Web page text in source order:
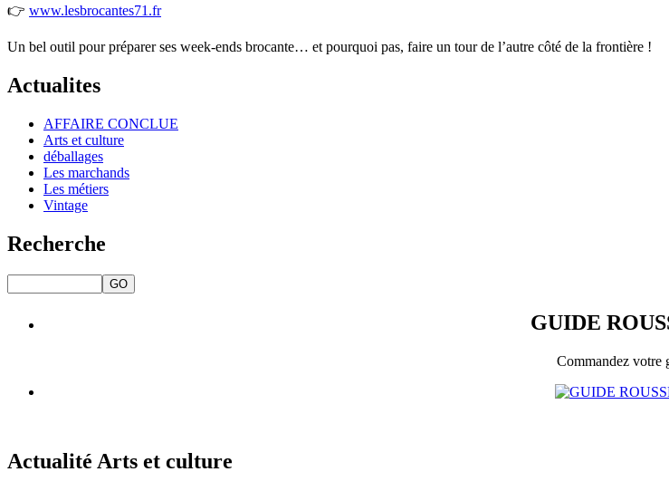
👉 www.lesbrocantes71.fr
Un bel outil pour préparer ses week-ends brocante… et pourquoi pas, faire un tour de l’autre côté de la frontière !
Actualites
AFFAIRE CONCLUE
Arts et culture
déballages
Les marchands
Les métiers
Vintage
Recherche
GUIDE
Commandez votre
Actualité Arts et culture